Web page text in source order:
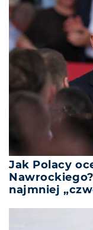
Jak Polacy
najmniej